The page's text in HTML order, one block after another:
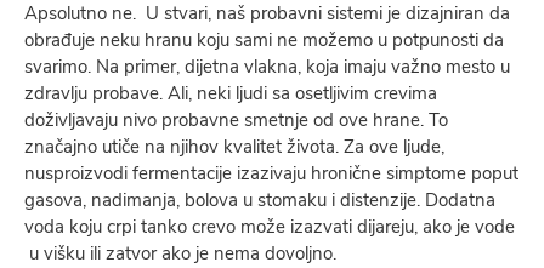
Apsolutno ne. U stvari, naš probavni sistemi je dizajniran da
obrađuje neku hranu koju sami ne možemo u potpunosti da
svarimo. Na primer, dijetna vlakna, koja imaju važno mesto u
zdravlju probave. Ali, neki ljudi sa osetljivim crevima
doživljavaju nivo probavne smetnje od ove hrane. To
značajno utiče na njihov kvalitet života. Za ove ljude,
nusproizvodi fermentacije izazivaju hronične simptome poput
gasova, nadimanja, bolova u stomaku i distenzije. Dodatna
voda koju crpi tanko crevo može izazvati dijareju, ako je vode
u višku ili zatvor ako je nema dovoljno.